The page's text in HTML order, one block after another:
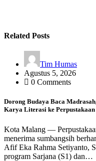
Related Posts
Tim Humas
Agustus 5, 2026
0 Comments
Dorong Budaya Baca
Karya Literasi ke Perpustakaan
Kota Malang —
menerima sumbangsih
Afif Eka Rahma Setiyanto,
program Sarjana (S1) dan…